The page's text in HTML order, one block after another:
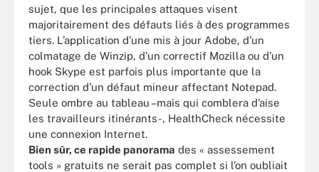
sujet, que les principales attaques visent
majoritairement des défauts liés à des programmes
tiers. L’application d’une mis à jour Adobe, d’un
colmatage de Winzip, d’un correctif Mozilla ou d’un
hook Skype est parfois plus importante que la
correction d’un défaut mineur affectant Notepad.
Seule ombre au tableau –mais qui comblera d’aise
les travailleurs itinérants-, HealthCheck nécessite
une connexion Internet.
Bien sûr, ce rapide panorama des « assessement
tools » gratuits ne serait pas complet si l’on oubliait